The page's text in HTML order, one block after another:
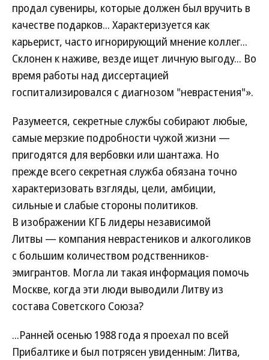
продал сувениры, которые должен был вручить в
качестве подарков... Характеризуется как
карьерист, часто игнорирующий мнение коллег...
Склонен к наживе, везде ищет личную выгоду... Во
время работы над диссертацией
госпитализировался с диагнозом "неврастения"».
Разумеется, секретные службы собирают любые,
самые мерзкие подробности чужой жизни —
пригодятся для вербовки или шантажа. Но
прежде всего секретная служба обязана точно
характеризовать взгляды, цели, амбиции,
сильные и слабые стороны политиков.
В изображении КГБ лидеры независимой
Литвы — компания неврастеников и алкоголиков
с большим количеством родственников-
эмигрантов. Могла ли такая информация помочь
Москве, когда эти люди выводили Литву из
состава Советского Союза?
...Ранней осенью 1988 года я проехал по всей
Прибалтике и был потрясен увиденным: Литва,